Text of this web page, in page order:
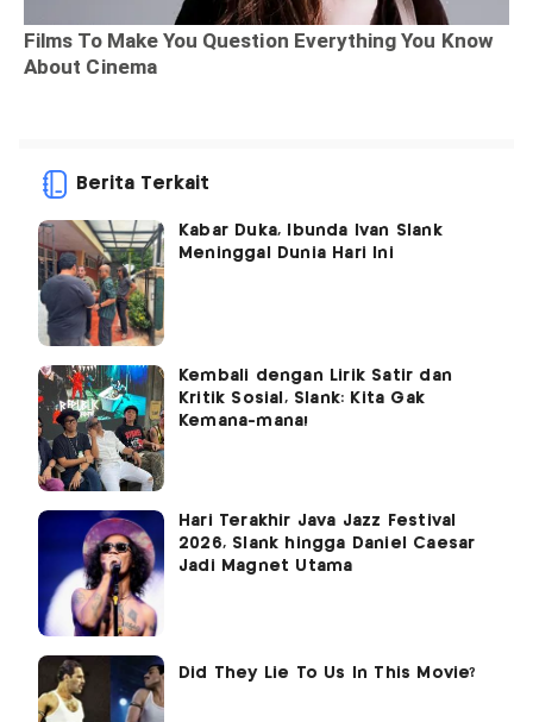
Berita Terkait
Kabar Duka, Ibunda Ivan Slank
Meninggal Dunia Hari Ini
Kembali dengan Lirik Satir dan
Kritik Sosial, Slank: Kita Gak
Kemana-mana!
Hari Terakhir Java Jazz Festival
2026, Slank hingga Daniel Caesar
Jadi Magnet Utama